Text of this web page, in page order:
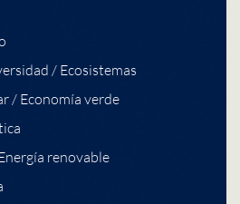
/ Ecosistemas
/ Economía verde
renovable